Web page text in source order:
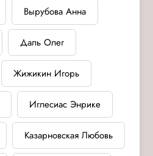
Вырубова Анна
Даль Олег
Жижикин Игорь
Иглесиас Энрике
Казарновская Любовь